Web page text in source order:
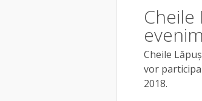
Cheile
vor
2018.